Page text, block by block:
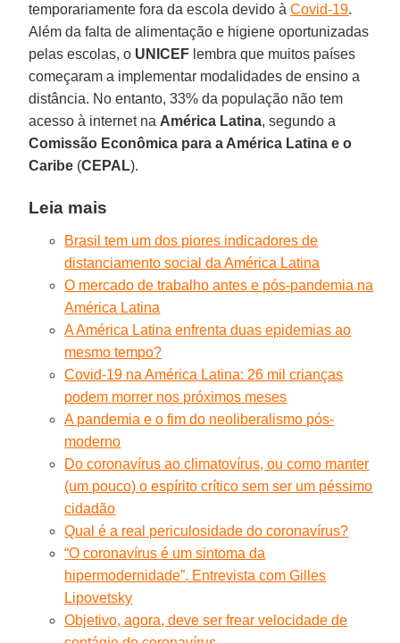
temporariamente fora da escola devido àCovid-19.
Além da falta de alimentação e higiene oportunizadas
pelas escolas, o UNICEF lembra que muitos países
começaram a implementar modalidades de ensino a
distância. No entanto, 33% da população não tem
acesso à internet na América Latina, segundo a
Comissão Econômica para a América Latina e o
Caribe (CEPAL).
Leia mais
Brasil tem um dos piores indicadores de
distanciamento social da América Latina
O mercado de trabalho antes e pós-pandemia na
América Latina
A América Latina enfrenta duas epidemias ao
mesmo tempo?
Covid-19 na América Latina: 26 mil crianças
podem morrer nos próximos meses
A pandemia e o fim do neoliberalismo pós-
moderno
Do coronavírus ao climatovírus, ou como manter
(um pouco) o espírito crítico sem ser um péssimo
cidadão
Qual é a real periculosidade do coronavírus?
“O coronavírus é um sintoma da
hipermodernidade”. Entrevista com Gilles
Lipovetsky
Objetivo, agora, deve ser frear velocidade de